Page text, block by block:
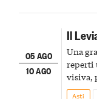
05 AGO
10 AGO
Il
Una
reperti
visiva,
della
Asti